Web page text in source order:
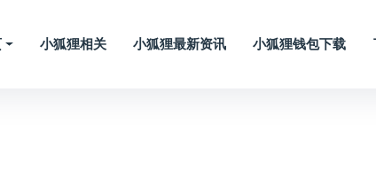
小狐狸相关 小狐狸最新资讯 小狐狸钱包下载